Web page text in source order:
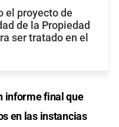
el proyecto de
de la Propiedad
ser tratado en el
informe final que
en las instancias